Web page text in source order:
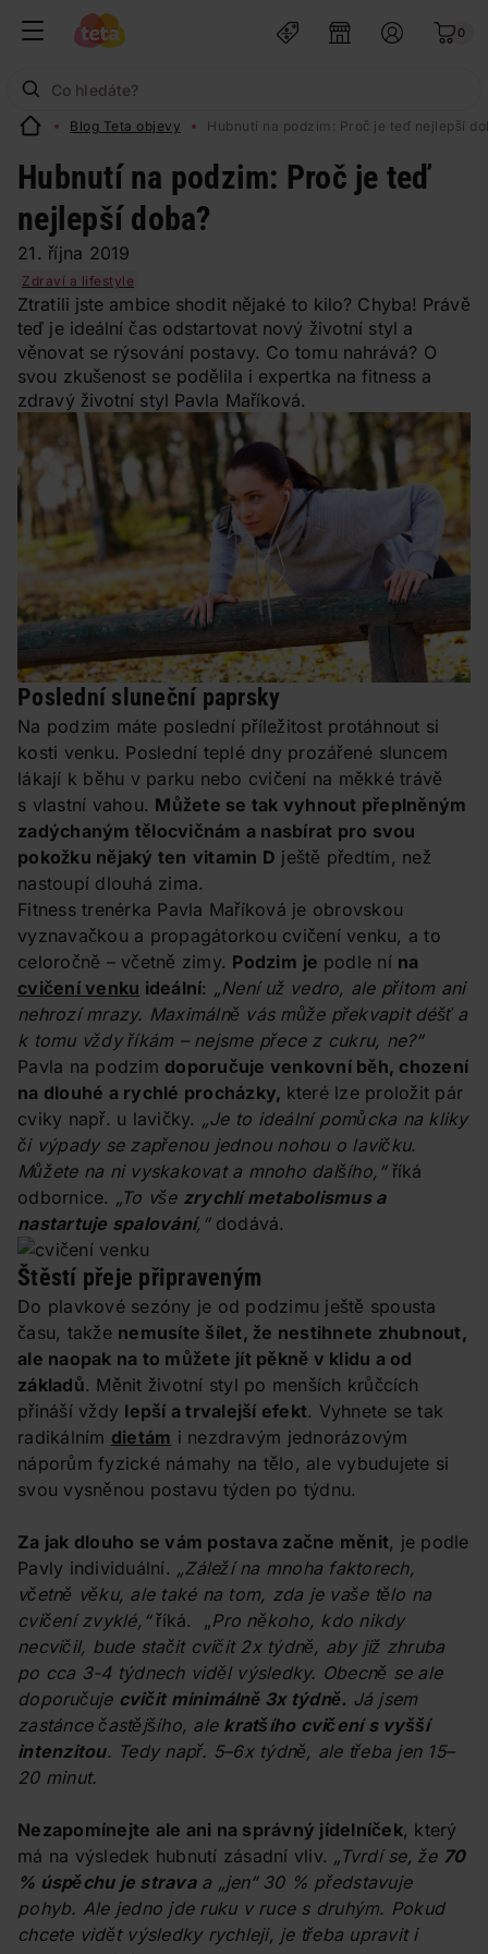
0
Blog Teta objevy Hubnutí na podzim: Proč je teď nejlepší
Hubnutí na podzim: Proč je teď
nejlepší doba?
21. října 2019
Zdraví a lifestyle
Ztratili jste ambice shodit nějaké to kilo? Chyba! Právě
teď je ideální čas odstartovat nový životní styl a
věnovat se rýsování postavy. Co tomu nahrává? O
svou zkušenost se podělila i expertka na fitness a
zdravý životní styl Pavla Maříková.
Poslední sluneční paprsky
Na podzim máte poslední příležitost protáhnout si
kosti venku. Poslední teplé dny prozářené sluncem
lákají k běhu v parku nebo cvičení na měkké trávě
s vlastní vahou. Můžete se tak vyhnout přeplněným
zadýchaným tělocvičnám a nasbírat pro svou
pokožku nějaký ten vitamin D ještě předtím, než
nastoupí dlouhá zima.
Fitness trenérka Pavla Maříková je obrovskou
vyznavačkou a propagátorkou cvičení venku, a to
celoročně – včetně zimy. Podzim je podle ní na
cvičení venku ideální: „Není už vedro, ale přitom ani
nehrozí mrazy. Maximálně vás může překvapit déšť a
k tomu vždy říkám – nejsme přece z cukru, ne?“
Pavla na podzim doporučuje venkovní běh, chození
na dlouhé a rychlé procházky, které lze proložit pár
cviky např. u lavičky. „Je to ideální pomůcka na kliky
či výpady se zapřenou jednou nohou o lavičku.
Můžete na ni vyskakovat a mnoho dalšího,“ říká
odbornice. „To vše zrychlí metabolismus a
nastartuje spalování,“ dodává.
Štěstí přeje připraveným
Do plavkové sezóny je od podzimu ještě spousta
času, takže nemusíte šílet, že nestihnete zhubnout,
ale naopak na to můžete jít pěkně v klidu a od
základů. Měnit životní styl po menších krůčcích
přináší vždy lepší a trvalejší efekt. Vyhnete se tak
radikálním dietám i nezdravým jednorázovým
náporům fyzické námahy na tělo, ale vybudujete si
svou vysněnou postavu týden po týdnu.
Za jak dlouho se vám postava začne měnit, je podle
Pavly individuální. „Záleží na mnoha faktorech,
včetně věku, ale také na tom, zda je vaše tělo na
cvičení zvyklé,“ říká. „Pro někoho, kdo nikdy
necvičil, bude stačit cvičit 2x týdně, aby již zhruba
po cca 3-4 týdnech viděl výsledky. Obecně se ale
doporučuje cvičit minimálně 3x týdně. Já jsem
zastánce častějšího, ale kratšího cvičení s vyšší
intenzitou. Tedy např. 5–6x týdně, ale třeba jen 15–
20 minut.
Nezapomínejte ale ani na správný jídelníček, který
má na výsledek hubnutí zásadní vliv. „Tvrdí se, že 70
% úspěchu je stravaa „jen“ 30 % představuje
pohyb. Ale jedno jde ruku v ruce s druhým. Pokud
chcete vidět výsledky rychleji, je třeba upravit i